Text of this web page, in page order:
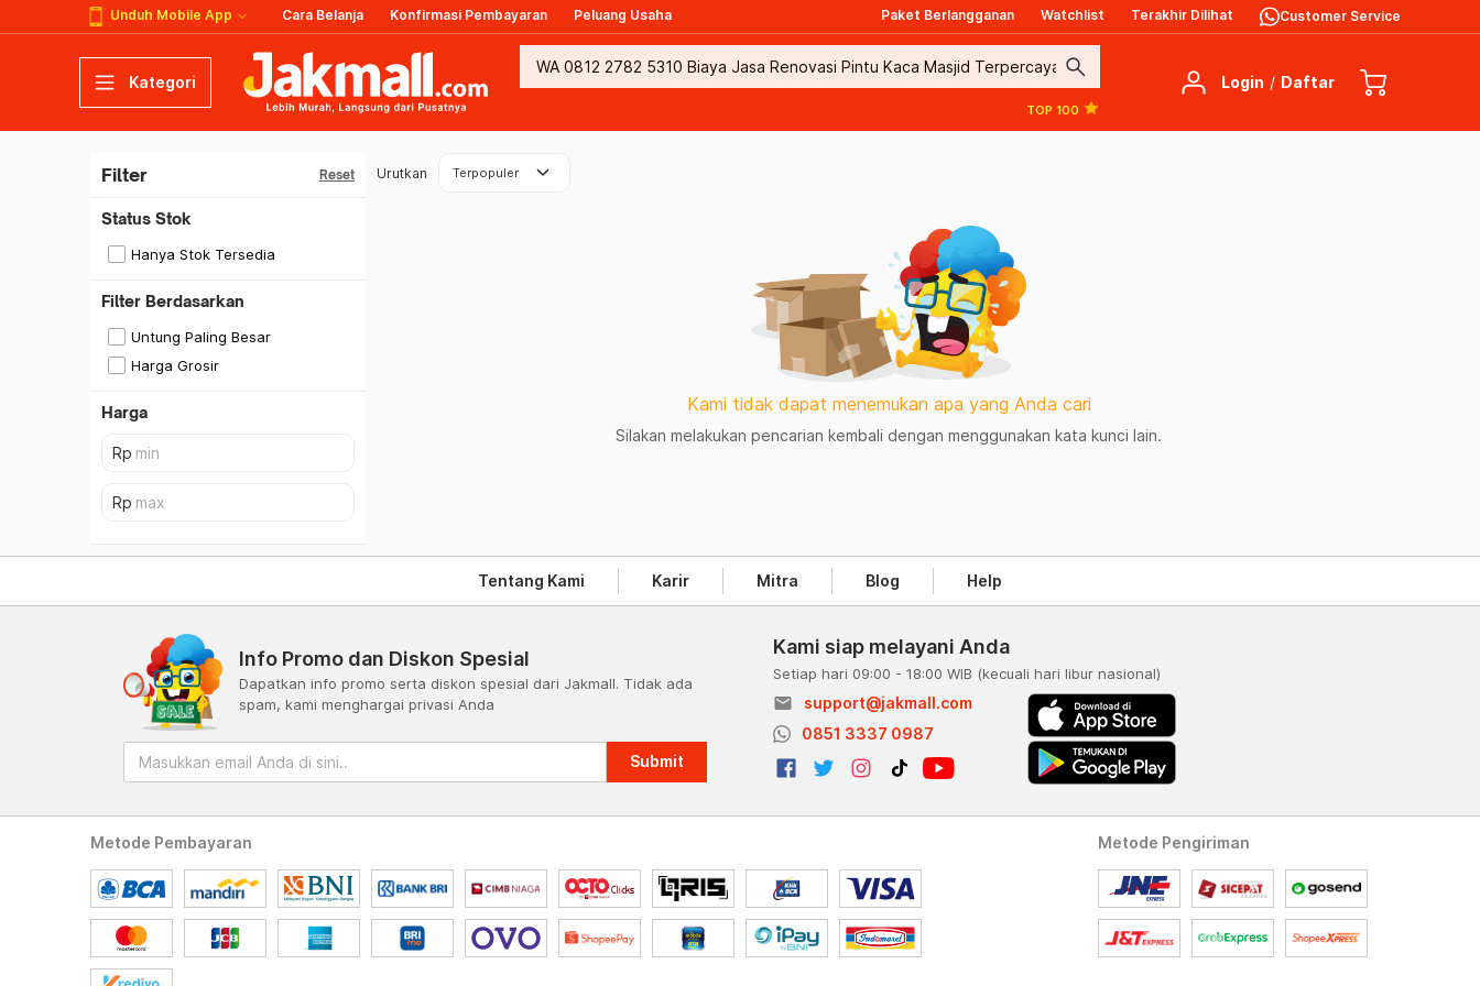
Unduh Mobile App Cara Belanja Konfirmasi Pembayaran Peluang Usaha Paket Berlangganan Watchlist Terakhir Dilihat Customer Service
Kategori search
TOP 100
Login / Daftar
Filter Reset
Status Stok
Hanya Stok Tersedia
Filter Berdasarkan
Untung Paling Besar
Harga Grosir
Harga
Urutkan Terpopuler keyboard_arrow_down
Kami tidak dapat menemukan apa yang Anda cari
Silakan melakukan pencarian kembali dengan menggunakan kata kunci lain.
Tentang Kami Karir Mitra Blog Help
Info Promo dan Diskon Spesial
Dapatkan info promo serta diskon spesial dari Jakmall. Tidak ada
spam, kami menghargai privasi Anda
Submit
Kami siap melayani Anda
Setiap hari 09:00 - 18:00 WIB (kecuali hari libur nasional)
email
support@jakmall.com
0851 3337 0987
Metode Pembayaran Metode Pengiriman